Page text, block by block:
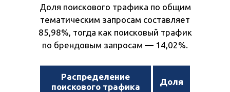
Доля поискового трафика по общим
тематическим запросам составляет
85,98%, тогда как поисковый трафик
по брендовым запросам — 14,02%.
Распределение
поискового трафика
Доля